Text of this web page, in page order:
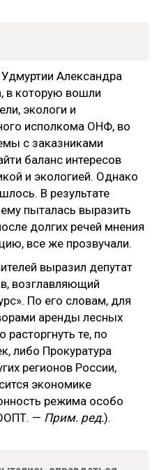
Александра
в которую вошли
экологи и
исполкома ОНФ, во
с заказниками
баланс интересов
и экологией. Однако
В результате
пыталась выразить
долгих речей мнения
все же прозвучали.
выразил депутат
возглавляющий
По его словам, для
аренды лесных
те, по
либо Прокуратура
регионов России,
экономике
режима особо
— Прим. ред.).